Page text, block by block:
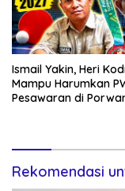
Ismail Yakin, Heri
Mampu Harumkan
Pesawaran di
Rekomendasi